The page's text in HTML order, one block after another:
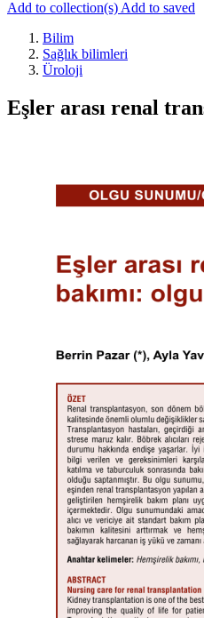
Add to collection(s) Add to saved
Bilim
Sağlık bilimleri
Üroloji
Eşler arası renal